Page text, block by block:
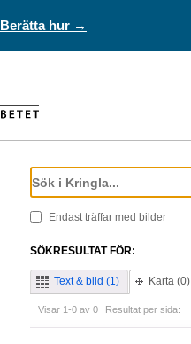
Berätta hur →
Endast träffar med bilder
SÖKRESULTAT FÖR:
Text & bild (1) Karta (0)
Visar 1-0 av 0 Resultat per sida: